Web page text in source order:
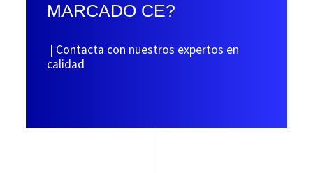
MARCADO CE?
| Contacta con nuestros expertos en
calidad